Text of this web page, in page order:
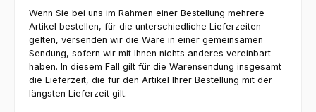
Wenn Sie bei uns im Rahmen einer Bestellung mehrere
Artikel bestellen, für die unterschiedliche Lieferzeiten
gelten, versenden wir die Ware in einer gemeinsamen
Sendung, sofern wir mit Ihnen nichts anderes vereinbart
haben. In diesem Fall gilt für die Warensendung insgesamt
die Lieferzeit, die für den Artikel Ihrer Bestellung mit der
längsten Lieferzeit gilt.